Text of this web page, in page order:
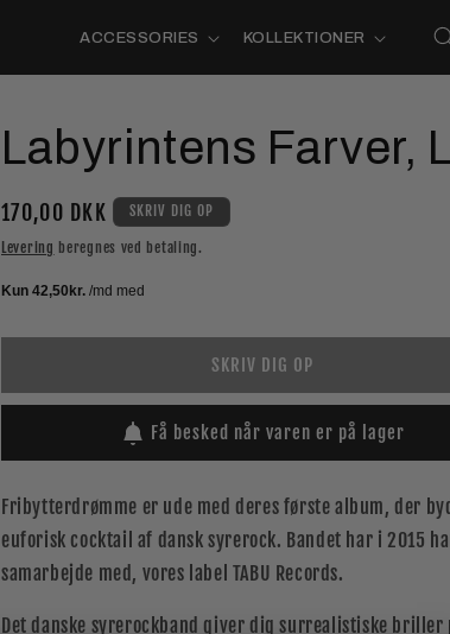
ACCESSORIES KOLLEKTIONER
Labyrintens Farver,
Normalpris
170,00 DKK SKRIV DIG OP
Levering beregnes ved betaling.
SKRIV DIG OP
Få besked når varen er på lager
Fribytterdrømme er ude med deres første album, der
euforisk cocktail af dansk syrerock. Bandet har i 2015
samarbejde med, vores label TABU Records.
Det danske syrerockband giver dig surrealistiske briller